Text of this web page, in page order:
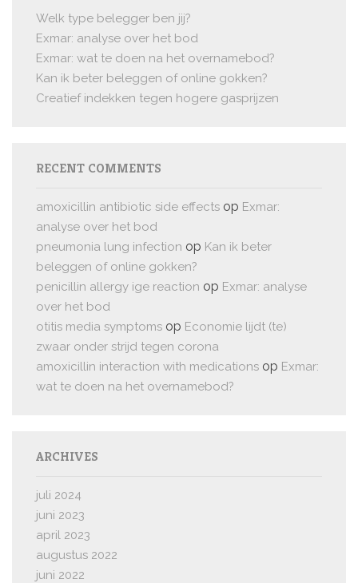
Welk type belegger ben jij?
Exmar: analyse over het bod
Exmar: wat te doen na het overnamebod?
Kan ik beter beleggen of online gokken?
Creatief indekken tegen hogere gasprijzen
RECENT COMMENTS
amoxicillin antibiotic side effects op Exmar:
analyse over het bod
pneumonia lung infection op Kan ik beter
beleggen of online gokken?
penicillin allergy ige reaction op Exmar: analyse
over het bod
otitis media symptoms op Economie lijdt (te)
zwaar onder strijd tegen corona
amoxicillin interaction with medications op Exmar:
wat te doen na het overnamebod?
ARCHIVES
juli 2024
juni 2023
april 2023
augustus 2022
juni 2022